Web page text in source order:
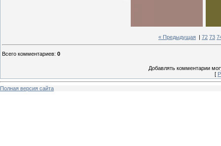
« Предыдущая 72 73
Всего комментариев: 0
Добавлять комментарии
[
Полная версия сайта